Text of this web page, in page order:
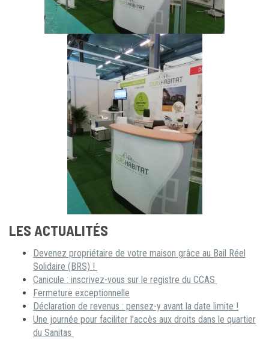
LES ACTUALITÉS
Devenez propriétaire de votre maison grâce au Bail Réel
Solidaire (BRS) !
Canicule : inscrivez-vous sur le registre du CCAS
Fermeture exceptionnelle
Déclaration de revenus : pensez-y avant la date limite !
Une journée pour faciliter l’accès aux droits dans le quartier
du Sanitas